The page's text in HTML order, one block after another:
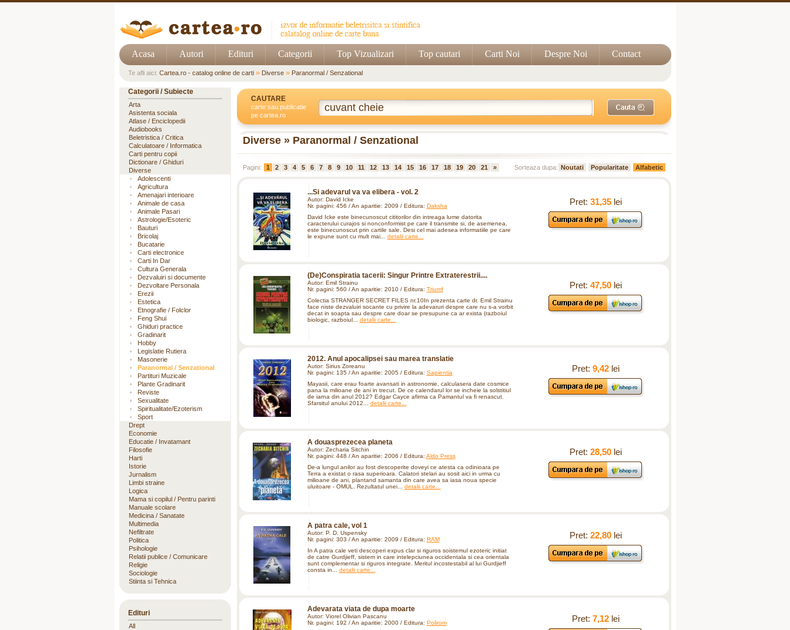
Acasa Autori Edituri Categorii Top Vizualizari Top cautari Carti Noi Despre Noi Contact
Te afli aici: Cartea.ro - catalog online de carti » Diverse » Paranormal / Senzational
CAUTARE
carte sau publicatie
pe cartea.ro
Diverse » Paranormal / Senzational
Sorteaza dupa: Noutati Popularitate Alfabetic
Pagini: 1 2 3 4 5 6 7 8 9 10 11 12 13 14 15 16 17 18 19 20 21 »
...Si adevarul va va elibera - vol. 2
Autor: David Icke
Nr. pagini: 456 / An aparitie: 2009 / Editura: Daksha
David Icke este binecunoscut cititorilor din intreaga lume datorita
caracterului curajos si nonconformist pe care il transmite si, de asemenea,
este binecunoscut prin cartile sale. Desi cel mai adesea informatiile pe care
le expune sunt cu mult mai... detalii carte...
Pret: 31,35 lei
(De)Conspiratia tacerii: Singur Printre Extraterestrii....
Autor: Emil Strainu
Nr. pagini: 560 / An aparitie: 2010 / Editura: Triumf
Colectia STRANGER SECRET FILES nr.10In prezenta carte dr. Emil Strainu
face niste dezvaluiri socante cu privire la adevaruri despre care nu s-a vorbit
decat in soapta sau despre care doar se presupune ca ar exista (razboiul
biologic, razboiul... detalii carte...
Pret: 47,50 lei
2012. Anul apocalipsei sau marea translatie
Autor: Sirius Zoreanu
Nr. pagini: 135 / An aparitie: 2005 / Editura: Sapientia
Mayasii, care erau foarte avansati in astronomie, calculasera date cosmice
pana la milioane de ani in trecut. De ce calendarul lor se incheie la solstitiul
de iarna din anul 2012? Edgar Cayce afirma ca Pamantul va fi renascut.
Sfarsitul anului 2012... detalii carte...
Pret: 9,42 lei
A douasprezecea planeta
Autor: Zecharia Sitchin
Nr. pagini: 448 / An aparitie: 2006 / Editura: Aldo Press
De-a lungul anilor au fost descoperite doveyi ce atesta ca odinioara pe
Terra a existat o rasa superioara. Calatori stelari au sosit aici in urma cu
milioane de ani, plantand samanta din care avea sa iasa noua specie
uluitoare - OMUL. Rezultatul unei... detalii carte...
Pret: 28,50 lei
A patra cale, vol 1
Autor: P. D. Uspensky
Nr. pagini: 303 / An aparitie: 2009 / Editura: RAM
In A patra cale veti descoperi expus clar si riguros soistemul ezoteric initiat
de catre Gurdjieff, sistem in care intelepciunea occidentala si cea orientala
sunt complementar si riguros integrate. Meritul incostestabil al lui Gurdjieff
consta in... detalii carte...
Pret: 22,80 lei
Adevarata viata de dupa moarte
Autor: Viorel Olivian Pascanu
Nr. pagini: 192 / An aparitie: 2000 / Editura: Polirom
Pret: 7,12 lei
Categorii / Subiecte
Arta
Asistenta sociala
Atlase / Enciclopedii
Audiobooks
Beletristica / Critica
Calculatoare / Informatica
Carti pentru copii
Dictionare / Ghiduri
Diverse
Adolescenti
Agricultura
Amenajari interioare
Animale de casa
Animale Pasari
Astrologie/Esoteric
Bauturi
Bricolaj
Bucatarie
Carti electronice
Carti In Dar
Cultura Generala
Dezvaluiri si documente
Dezvoltare Personala
Erezii
Estetica
Etnografie / Folclor
Feng Shui
Ghiduri practice
Gradinarit
Hobby
Legislatie Rutiera
Masonerie
Paranormal / Senzational
Partituri Muzicale
Plante Gradinarit
Reviste
Sexualitate
Spiritualitate/Ezoterism
Sport
Drept
Economie
Educatie / Invatamant
Filosofie
Harti
Istorie
Jurnalism
Limbi straine
Logica
Mama si copilul / Pentru parinti
Manuale scolare
Medicina / Sanatate
Multimedia
Nefiltrate
Politica
Psihologie
Relatii publice / Comunicare
Religie
Sociologie
Stiinta si Tehnica
Edituri
All